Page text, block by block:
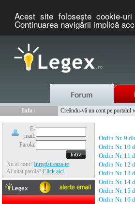
Acest site foloseşte cookie-
Continuarea navigării implică
Info :
Creându-vă un cont pe portalul
E-
mail:
Parola:
Nu ai cont? Inregistreaza-te
Ai uitat parola? Click aici
Ordin Nr. 9
Ordin Nr. 10
Ordin Nr. 11
Ordin Nr. 12
Ordin Nr. 13
Ordin Nr. 14
Ordin Nr. 15
Ordin Nr. 16